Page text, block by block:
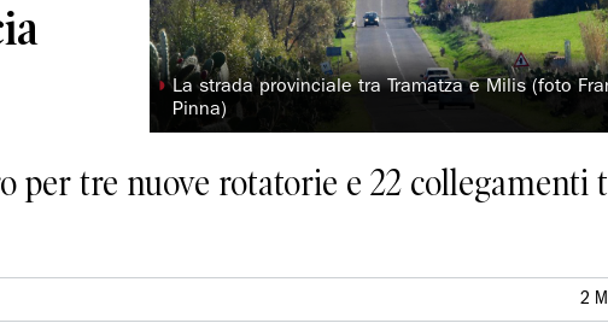
◗ La strada provinciale tra Tramatza e Milis (foto
Pinna)
per tre nuove rotatorie e 22 collegamenti
2